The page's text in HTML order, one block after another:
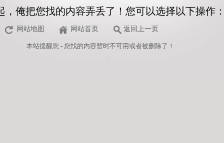
，俺把您找的内容弄丢了！您可以选择以下操作
网站地图 网站首页 返回上一页
本站提醒您 - 您找的内容暂时不可用或者被删除了！